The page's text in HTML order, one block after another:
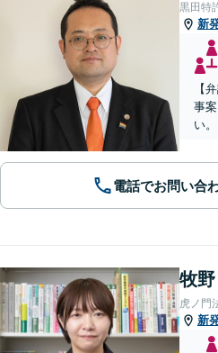
黒田特
新
【
事
い
電話でお問い合
牧
虎ノ門
新